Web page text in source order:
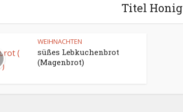
Titel Honig
WEIHNACHTEN
süßes Lebkuchenbrot
(Magenbrot)